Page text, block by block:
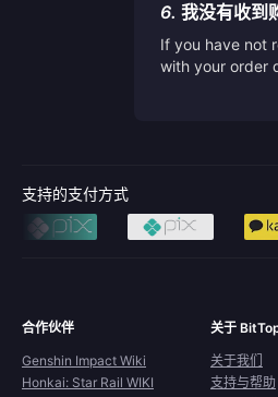
6. 我没有收到
If you have not
with your order
支持的支付方式
合作伙伴
Genshin Impact Wiki
Honkai: Star Rail WIKI
关于
关于我们
支持与帮助